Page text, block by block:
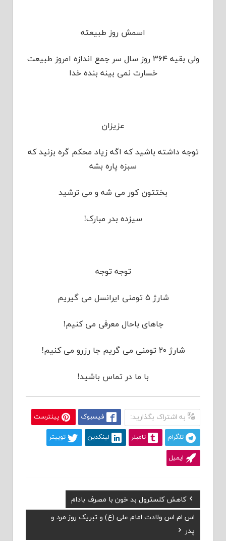
اسمش روز طبیعته
ولی بقیه ۳۶۴ روز سال سر جمع اندازه امروز طبیعت
خسارت نمی بینه بنده خدا
عزیزان
توجه داشته باشید که اگه زیاد محکم گره بزنید که
سبزه پاره بشه
بختتون کور می شه و می ترشید
سیزده بدر مبارک!
توجه توجه
شارژ ۵ تومنی ایرانسل می گیریم
جاهای باحال معرفی می کنیم!
شارژ ۲۰ تومنی می گریم جا رزرو می کنیم!
با ما در تماس باشید!
به اشتراک بگذارید: فیسبوک پینترست
تلگرام تامبلر لینکدین توییتر
ایمیل
راهبری
نوشته
Previous
Post:
کاهش کلسترول بد خون با مصرف بادام
Next
Post:
اس ام اس ولادت امام علی (ع) و تبریک روز مرد و
پدر